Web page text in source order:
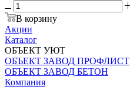
В корзину
Акции
Каталог
ОБЪЕКТ УЮТ
ОБЪЕКТ ЗАВОД ПРОФЛИСТ
ОБЪЕКТ ЗАВОД БЕТОН
Компания